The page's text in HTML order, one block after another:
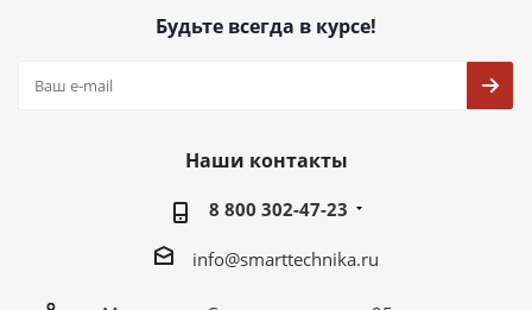
Будьте всегда в курсе!
Наши контакты
8 800 302-47-23
info@smarttechnika.ru